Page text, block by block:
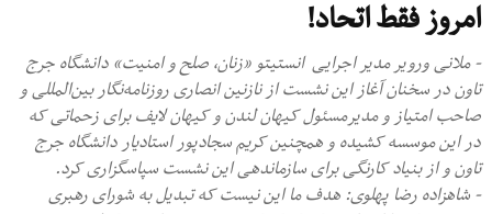
امروز فقط اتحاد!
- ملانی ورویر مدیر اجرایی انستیتو «زنان، صلح و امنیت» دانشگاه جرج
تاون در سخنان آغاز این نشست از نازنین انصاری روزنامه‌نگار بین‌المللی و
صاحب امتیاز و مدیرمسئول کیهان لندن و کیهان لایف برای زحماتی که
در این موسسه کشیده و همچنین کریم سجادپور استادیار دانشگاه جرج
تاون و از بنیاد کارنگی برای سازماندهی این نشست سپاسگزاری کرد.
- شاهزاده رضا پهلوی: هدف ما این نیست که تبدیل به شورای رهبری